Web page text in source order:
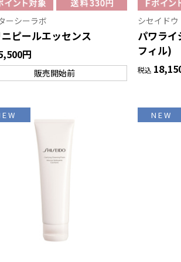
ーシーラボ
ピールエッセンス
円
販売開始前
シセイドウ
パワラ
フィル)
税込
NEW